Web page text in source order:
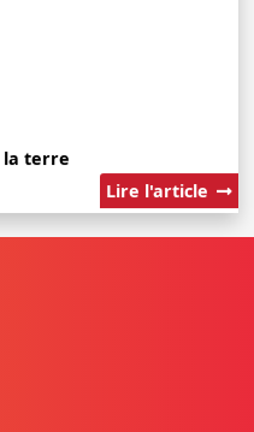
la terre
Lire l'article